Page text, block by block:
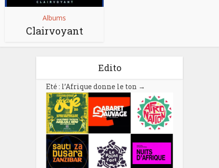
Albums
Clairvoyant
Edito
Eté : l’Afrique donne le ton →